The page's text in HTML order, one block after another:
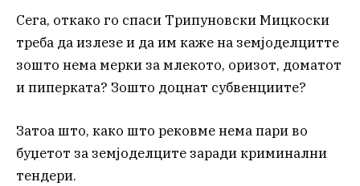
Сега, откако го спаси Трипуновски Мицкоски
треба да излезе и да им каже на земјоделцитте
зошто нема мерки за млекото, оризот, доматот
и пиперката? Зошто доцнат субвенциите?
Затоа што, како што рековме нема пари во
буџетот за земјоделците заради криминални
тендери.